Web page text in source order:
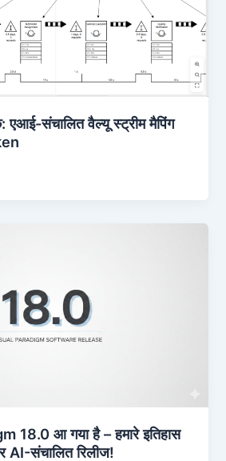
एआई-संचालित वैल्यू स्ट्रीम मैपिंग
18.0 आ गया है – हमारे इतिहास
AI-संचालित रिलीज!